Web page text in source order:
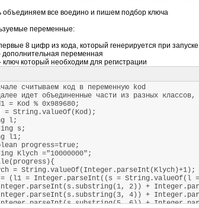
объединяем все воедино и пишем подбор ключа
переменные:
8 цифр из кода, который генерируется при
дополнительная переменная
ключ который необходим для регистрации
считываем код в переменную kod
идет объединенные части из разных классов,
= Kod % 0x989680;
String.valueOf(Kod);
l;
s;
l1;
progress=true;
Klych ="10000000";
= String.valueOf(Integer.parseInt(Klych)+1);
(l1 = Integer.parseInt((s = String.valueOf(l
2)) +
4)) +
6)) +